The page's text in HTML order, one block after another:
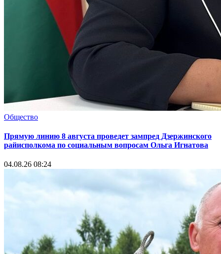
Общество
Прямую линию 8 августа проведет зампред Дзержинского
райисполкома по социальным вопросам Ольга Игнатова
04.08.26 08:24